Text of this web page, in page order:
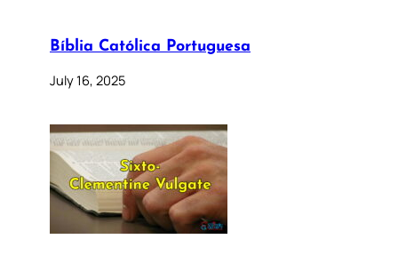
Bíblia Católica Portuguesa
July 16, 2025